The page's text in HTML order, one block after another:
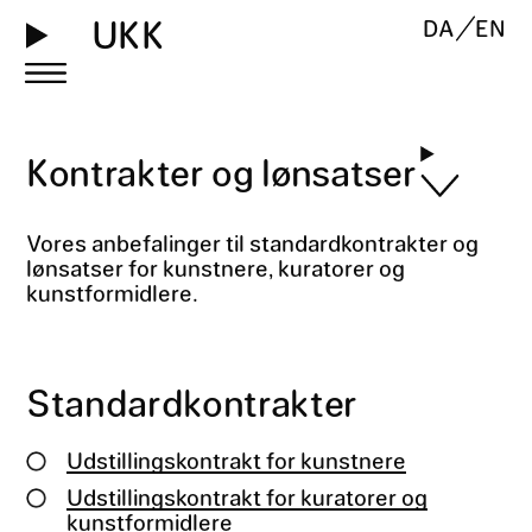
UKK DA EN
Kontrakter og lønsatser
Vores anbefalinger til standardkontrakter og
lønsatser for kunstnere, kuratorer og
kunstformidlere.
Standardkontrakter
Udstillingskontrakt for kunstnere
Udstillingskontrakt for kuratorer og
kunstformidlere